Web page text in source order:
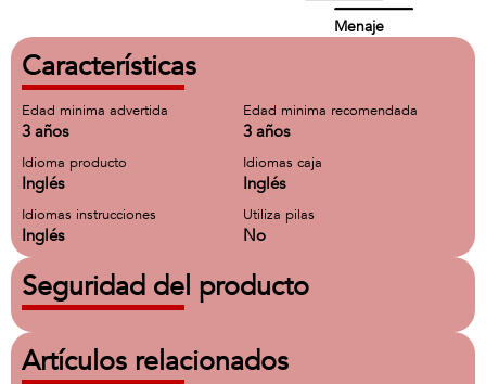
Menaje
Características
Edad minima advertida
3 años
Edad minima recomendada
3 años
Idioma producto
Inglés
Idiomas caja
Inglés
Idiomas instrucciones
Inglés
Utiliza pilas
No
Seguridad del producto
Artículos relacionados